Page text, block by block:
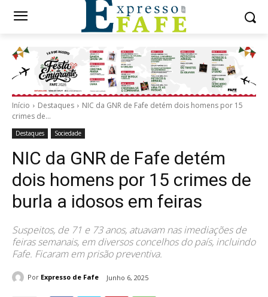
Início Destaques
NIC da GNR de Fafe detém dois homens por 15
crimes de...
Destaques Sociedade
NIC da GNR de Fafe detém
dois homens por 15 crimes de
burla a idosos em feiras
Suspeitos, de 71 e 73 anos, atuavam nas imediações de
feiras semanais, em diversos concelhos do país, incluindo
Fafe. Ficaram em prisão preventiva.
Por Expresso de Fafe Junho 6, 2025